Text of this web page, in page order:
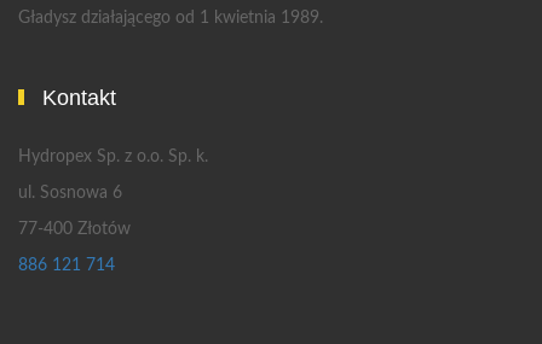
Gładysz działającego od 1 kwietnia 1989.
Kontakt
Hydropex Sp. z o.o. Sp. k.
ul. Sosnowa 6
77-400 Złotów
886 121 714